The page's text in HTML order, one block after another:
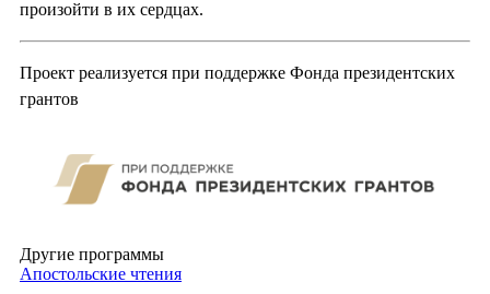
произойти в их сердцах.
Проект реализуется при поддержке Фонда президентских
грантов
Другие программы
Апостольские чтения